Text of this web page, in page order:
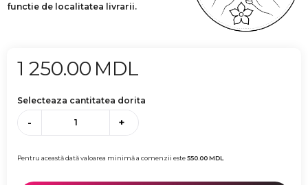
functie de localitatea livrarii.
1 250.00 MDL
Selecteaza cantitatea dorita
- +
Pentru această dată valoarea minimă a comenzii este550.00MDL